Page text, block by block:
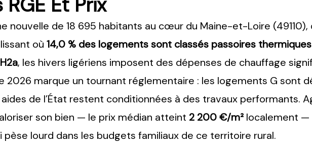
Et Prix
nouvelle de 18 695 habitants au cœur du Maine-et-Loire
où 14,0 % des logements sont classés passoires thermiques
H2a, les hivers ligériens imposent des dépenses de chauffage
2026 marque un tournant réglementaire : les logements G sont
de l’État restent conditionnées à des travaux performants.
son bien — le prix médian atteint 2 200 €/m²localement —
lourd dans les budgets familiaux de ce territoire rural.